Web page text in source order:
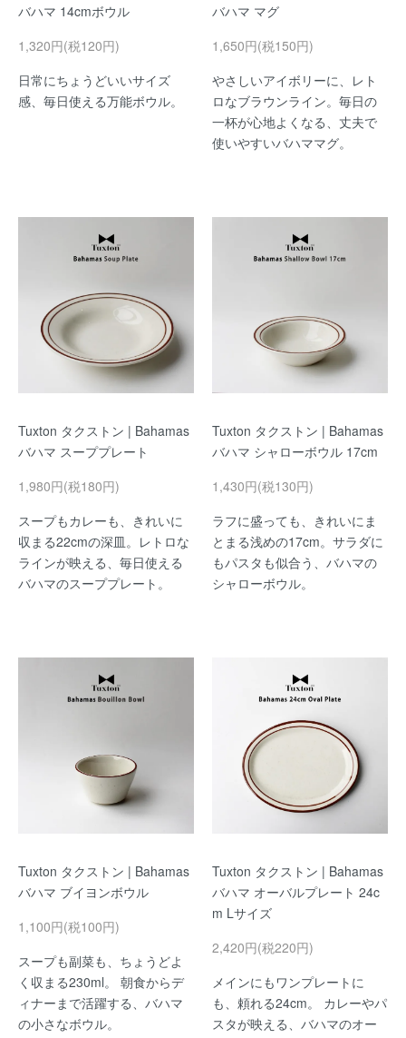
バハマ 14cmボウル
1,320円(税120円)
日常にちょうどいいサイズ
感、毎日使える万能ボウル。
バハマ マグ
1,650円(税150円)
やさしいアイボリーに、レト
ロなブラウンライン。毎日の
一杯が心地よくなる、丈夫で
使いやすいバハママグ。
Tuxton タクストン | Bahamas
バハマ スーププレート
1,980円(税180円)
スープもカレーも、きれいに
収まる22cmの深皿。レトロな
ラインが映える、毎日使える
バハマのスーププレート。
Tuxton タクストン | Bahamas
バハマ シャローボウル 17cm
1,430円(税130円)
ラフに盛っても、きれいにま
とまる浅めの17cm。サラダに
もパスタも似合う、バハマの
シャローボウル。
Tuxton タクストン | Bahamas
バハマ ブイヨンボウル
1,100円(税100円)
スープも副菜も、ちょうどよ
く収まる230ml。 朝食からデ
ィナーまで活躍する、バハマ
の小さなボウル。
Tuxton タクストン | Bahamas
バハマ オーバルプレート 24c
m Lサイズ
2,420円(税220円)
メインにもワンプレートに
も、頼れる24cm。 カレーやパ
スタが映える、バハマのオー